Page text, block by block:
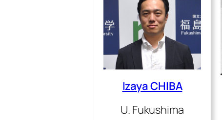
Izaya CHIBA
U. Fukushima